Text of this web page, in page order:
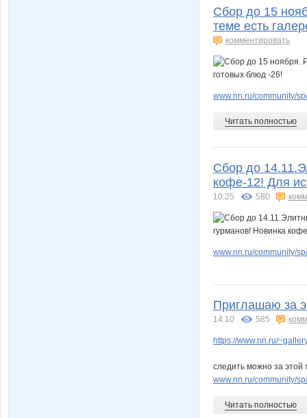
Сбор до 15
теме есть
комментировать
www.nn.ru/community/
Читать полностью
Сбор до
кофе-12! Для
10:25 580
www.nn.ru/community/
Приглашаю за
14:10 585
https://www.nn.ru/
следить можно за этой
www.nn.ru/community/
Читать полностью